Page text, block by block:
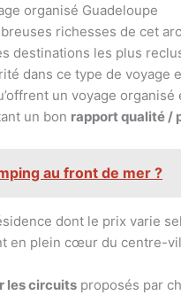
organisé Guadeloupe
richesses de cet
destinations les plus
dans ce type de
un voyage
un bon rapport qualité /
au front de mer ?
dont le prix varie
en plein cœur du centre-
les circuits proposés par